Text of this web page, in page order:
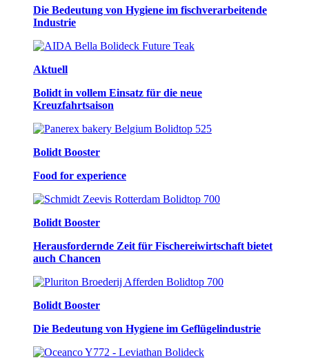
Die Bedeutung von Hygiene im fischverarbeitende
Industrie
Aktuell
Bolidt in vollem Einsatz für die neue
Kreuzfahrtsaison
Bolidt Booster
Food for experience
Bolidt Booster
Herausfordernde Zeit für Fischereiwirtschaft bietet
auch Chancen
Bolidt Booster
Die Bedeutung von Hygiene im Geflügelindustrie